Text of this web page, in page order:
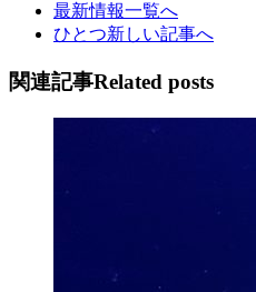
最新情報一覧へ
ひとつ新しい記事へ
関連記事Related posts